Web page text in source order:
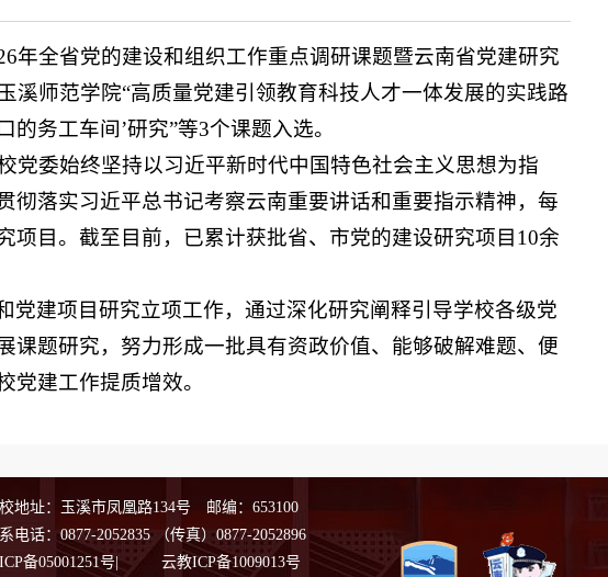
年全省党的建设和组织工作重点调研课题暨云南省党建研究
溪师范学院“高质量党建引领教育科技人才一体发展的实践路
务工车间’研究”等3个课题入选。
党委始终坚持以习近平新时代中国特色社会主义思想为指
落实习近平总书记考察云南重要讲话和重要指示精神，每
目。截至目前，已累计获批省、市党的建设研究项目10余
建项目研究立项工作，通过深化研究阐释引导学校各级党
题研究，努力形成一批具有资政价值、能够破解难题、便
党建工作提质增效。
地址：玉溪市凤凰路134号 邮编：653100
电话：0877-2052835 （传真）0877-2052896
备05001251号
云教ICP备1009013号